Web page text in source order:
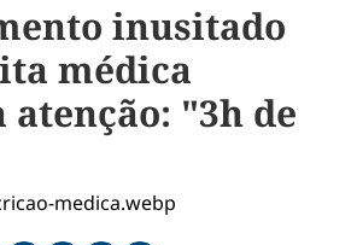
inusitado
médica
atenção: "3h de